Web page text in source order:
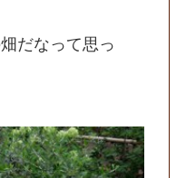
だなって思っ